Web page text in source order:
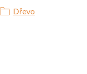
Dřevo